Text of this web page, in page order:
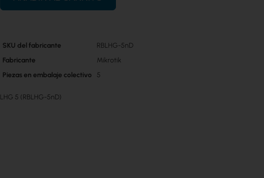
Más
SKU del fabricante
RBLHG-5nD
Fabricante
Mikrotik
Piezas en embalaje colectivo
5
LHG 5 (RBLHG-5nD)